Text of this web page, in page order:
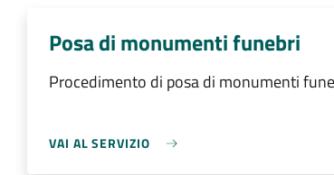
Posa di monumenti funebri
Procedimento di posa di monumenti
VAI AL SERVIZIO